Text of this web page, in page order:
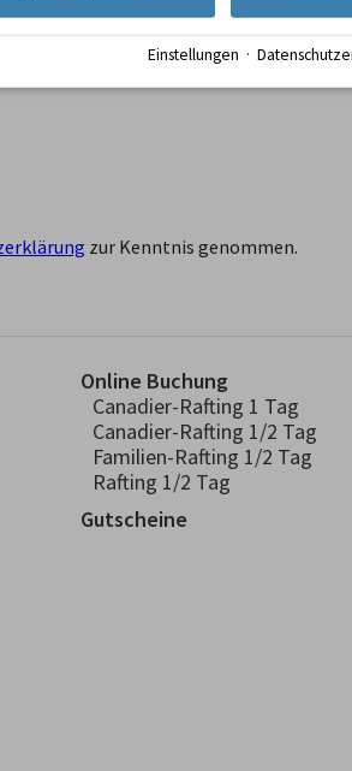
zur Kenntnis genommen.
Online Buchung
Canadier-Rafting 1 Tag
Canadier-Rafting 1/2 Tag
Familien-Rafting 1/2 Tag
Rafting 1/2 Tag
Gutscheine
Einstellungen ·